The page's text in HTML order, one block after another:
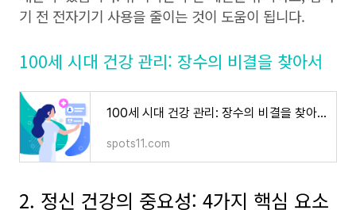
기 전 전자기기 사용을 줄이는 것이 도움이 됩니다.
100세 시대 건강 관리: 장수의 비결을 찾아서
100세 시대 건강 관리: 장수의 비결을 찾아서
spots11.com
2. 정신 건강의 중요성: 4가지 핵심 요소